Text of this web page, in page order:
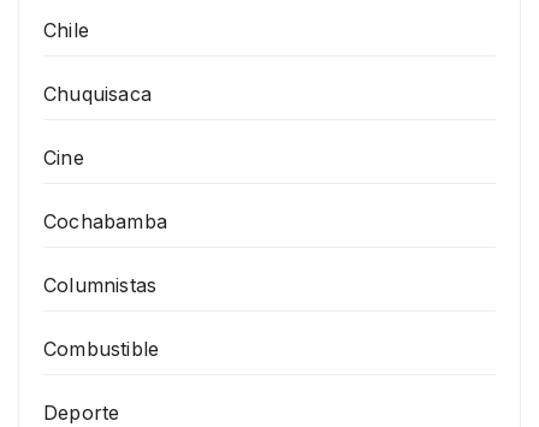
Chile
Chuquisaca
Cine
Cochabamba
Columnistas
Combustible
Deporte